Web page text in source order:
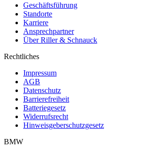
Geschäftsführung
Standorte
Karriere
Ansprechpartner
Über Riller & Schnauck
Rechtliches
Impressum
AGB
Datenschutz
Barrierefreiheit
Batteriegesetz
Widerrufsrecht
Hinweisgeberschutzgesetz
BMW